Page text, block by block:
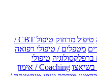
טיפול מרחוק
טיפול CBT /
מטפלים / טיפולי רפואה
ברפלקסולוגיה טיפולי
בשיאצו
Coaching / אימון